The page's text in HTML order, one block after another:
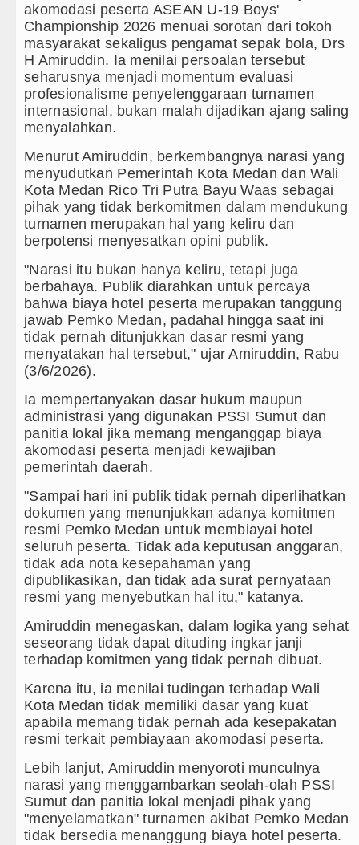
Danrem 011 Lilawangsa Brigjen
Aceh
Era Baru Pengobatan Pasien
Rico Waas Nonaktifkan Lurah
Juventus vs Inter Milan
Real Madrid Tandang ke
Bupati Taput Sambut Kunjungan
PD AIJ Sumut Kembali
Bupati Toba Lantik 39 Pejabat,
LGB Minus T dan Q Sebagai
Danrem 011 Lilawangsa Brigjen
Era Baru Pengobatan Pasien
Rico Waas Nonaktifkan Lurah
Juventus vs Inter Milan
akomodasi peserta ASEAN U-19 Boys'
Championship 2026 menuai sorotan dari tokoh
masyarakat sekaligus pengamat sepak bola, Drs
H Amiruddin. Ia menilai persoalan tersebut
seharusnya menjadi momentum evaluasi
profesionalisme penyelenggaraan turnamen
internasional, bukan malah dijadikan ajang saling
menyalahkan.
Menurut Amiruddin, berkembangnya narasi yang
menyudutkan Pemerintah Kota Medan dan Wali
Kota Medan Rico Tri Putra Bayu Waas sebagai
pihak yang tidak berkomitmen dalam mendukung
turnamen merupakan hal yang keliru dan
berpotensi menyesatkan opini publik.
"Narasi itu bukan hanya keliru, tetapi juga
berbahaya. Publik diarahkan untuk percaya
bahwa biaya hotel peserta merupakan tanggung
jawab Pemko Medan, padahal hingga saat ini
tidak pernah ditunjukkan dasar resmi yang
menyatakan hal tersebut," ujar Amiruddin, Rabu
(3/6/2026).
Ia mempertanyakan dasar hukum maupun
administrasi yang digunakan PSSI Sumut dan
panitia lokal jika memang menganggap biaya
akomodasi peserta menjadi kewajiban
pemerintah daerah.
"Sampai hari ini publik tidak pernah diperlihatkan
dokumen yang menunjukkan adanya komitmen
resmi Pemko Medan untuk membiayai hotel
seluruh peserta. Tidak ada keputusan anggaran,
tidak ada nota kesepahaman yang
dipublikasikan, dan tidak ada surat pernyataan
resmi yang menyebutkan hal itu," katanya.
Amiruddin menegaskan, dalam logika yang sehat
seseorang tidak dapat dituding ingkar janji
terhadap komitmen yang tidak pernah dibuat.
Karena itu, ia menilai tudingan terhadap Wali
Kota Medan tidak memiliki dasar yang kuat
apabila memang tidak pernah ada kesepakatan
resmi terkait pembiayaan akomodasi peserta.
Lebih lanjut, Amiruddin menyoroti munculnya
narasi yang menggambarkan seolah-olah PSSI
Sumut dan panitia lokal menjadi pihak yang
"menyelamatkan" turnamen akibat Pemko Medan
tidak bersedia menanggung biaya hotel peserta.